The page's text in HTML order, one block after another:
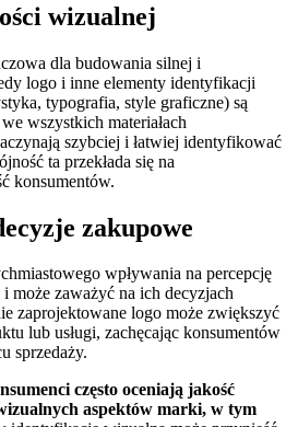
wizualnej
dla budowania silnej i
logo i inne elementy identyfikacji
typografia, style graficzne) są
wszystkich materiałach
szybciej i łatwiej identyfikować
ta przekłada się na
konsumentów.
zakupowe
wpływania na percepcję
może zaważyć na ich decyzjach
zaprojektowane logo może zwiększyć
lub usługi, zachęcając konsumentów
sprzedaży.
często oceniają jakość
aspektów marki, w tym